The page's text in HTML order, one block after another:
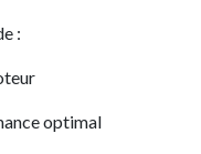
:
optimal